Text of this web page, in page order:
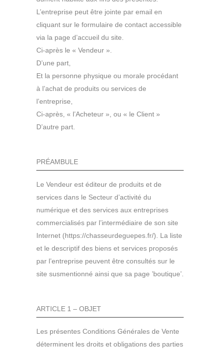
L’entreprise peut être jointe par email en
cliquant sur le formulaire de contact accessible
via la page d’accueil du site.
Ci-après le « Vendeur ».
D’une part,
Et la personne physique ou morale procédant
à l’achat de produits ou services de
l’entreprise,
Ci-après, « l’Acheteur », ou « le Client »
D’autre part.
PRÉAMBULE
Le Vendeur est éditeur de produits et de
services dans le Secteur d’activité du
numérique et des services aux entreprises
commercialisés par l’intermédiaire de son site
Internet (https://chasseurdeguepes.fr/). La liste
et le descriptif des biens et services proposés
par l’entreprise peuvent être consultés sur le
site susmentionné ainsi que sa page ’boutique’.
ARTICLE 1 – OBJET
Les présentes Conditions Générales de Vente
déterminent les droits et obligations des parties